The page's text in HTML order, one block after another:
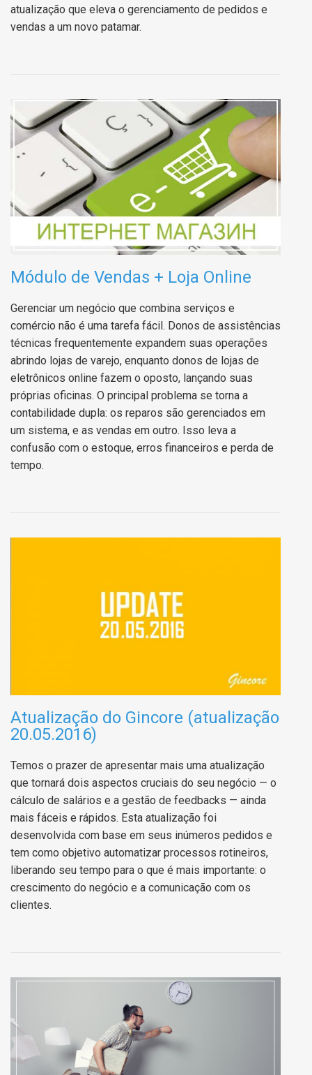
atualização que eleva o gerenciamento de pedidos e
vendas a um novo patamar.
Módulo de Vendas + Loja Online
Gerenciar um negócio que combina serviços e
comércio não é uma tarefa fácil. Donos de assistências
técnicas frequentemente expandem suas operações
abrindo lojas de varejo, enquanto donos de lojas de
eletrônicos online fazem o oposto, lançando suas
próprias oficinas. O principal problema se torna a
contabilidade dupla: os reparos são gerenciados em
um sistema, e as vendas em outro. Isso leva a
confusão com o estoque, erros financeiros e perda de
tempo.
Atualização do Gincore (atualização
20.05.2016)
Temos o prazer de apresentar mais uma atualização
que tornará dois aspectos cruciais do seu negócio — o
cálculo de salários e a gestão de feedbacks — ainda
mais fáceis e rápidos. Esta atualização foi
desenvolvida com base em seus inúmeros pedidos e
tem como objetivo automatizar processos rotineiros,
liberando seu tempo para o que é mais importante: o
crescimento do negócio e a comunicação com os
clientes.